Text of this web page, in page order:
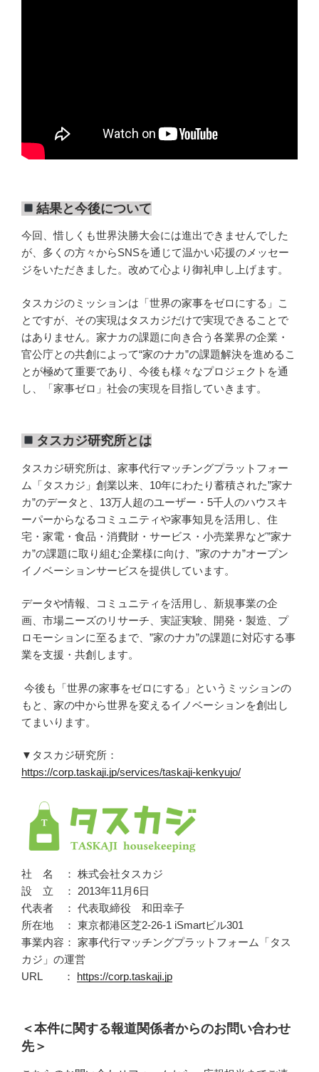
結果と今後について
今回、惜しくも世界決勝大会には進出できませんでした
が、多くの方々からSNSを通じて温かい応援のメッセー
ジをいただきました。改めて心より御礼申し上げます。
タスカジのミッションは「世界の家事をゼロにする」こ
とですが、その実現はタスカジだけで実現できることで
はありません。家ナカの課題に向き合う各業界の企業・
官公庁との共創によって“家のナカ”の課題解決を進めるこ
とが極めて重要であり、今後も様々なプロジェクトを通
し、「家事ゼロ」社会の実現を目指していきます。
タスカジ研究所とは
タスカジ研究所は、家事代行マッチングプラットフォー
ム「タスカジ」創業以来、10年にわたり蓄積された”家ナ
カ”のデータと、13万人超のユーザー・5千人のハウスキ
ーパーからなるコミュニティや家事知見を活用し、住
宅・家電・食品・消費財・サービス・小売業界など”家ナ
カ”の課題に取り組む企業様に向け、”家のナカ”オープン
イノベーションサービスを提供しています。
データや情報、コミュニティを活用し、新規事業の企
画、市場ニーズのリサーチ、実証実験、開発・製造、プ
ロモーションに至るまで、”家のナカ”の課題に対応する事
業を支援・共創します。
今後も「世界の家事をゼロにする」というミッションの
もと、家の中から世界を変えるイノベーションを創出し
てまいります。
▼タスカジ研究所：
https://corp.taskaji.jp/services/taskaji-kenkyujo/
社 名 ： 株式会社タスカジ
設 立 ： 2013年11月6日
代表者 ： 代表取締役 和田幸子
所在地 ： 東京都港区芝2-26-1 iSmartビル301
事業内容： 家事代行マッチングプラットフォーム「タス
カジ」の運営
URL ： https://corp.taskaji.jp
＜本件に関する報道関係者からのお問い合わせ
先＞